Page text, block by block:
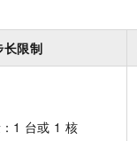
长限制
1 台或 1 核